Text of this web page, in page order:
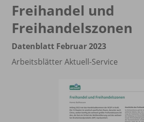
Freihandel und
Freihandelszonen
Datenblatt Februar 2023
Arbeitsblätter Aktuell-Service